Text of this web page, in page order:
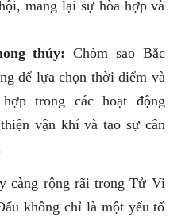
mang lại sự hòa hợp và
thủy: Chòm sao Bắc
để lựa chọn thời điểm và
trong các hoạt động
vận khí và tạo sự cân
càng rộng rãi trong Tử Vi
không chỉ là một yếu tố